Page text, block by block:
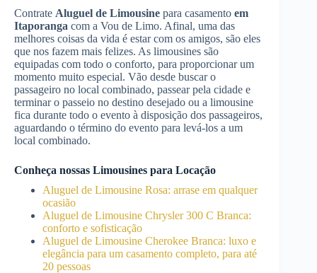
Contrate Aluguel de Limousine para casamento em
Itaporanga com a Vou de Limo. Afinal, uma das
melhores coisas da vida é estar com os amigos, são eles
que nos fazem mais felizes. As limousines são
equipadas com todo o conforto, para proporcionar um
momento muito especial. Vão desde buscar o
passageiro no local combinado, passear pela cidade e
terminar o passeio no destino desejado ou a limousine
fica durante todo o evento à disposição dos passageiros,
aguardando o término do evento para levá-los a um
local combinado.
Conheça nossas Limousines para Locação
Aluguel de Limousine Rosa: arrase em qualquer
ocasião
Aluguel de Limousine Chrysler 300 C Branca:
conforto e sofisticação
Aluguel de Limousine Cherokee Branca: luxo e
elegância para um casamento completo, para até
20 pessoas